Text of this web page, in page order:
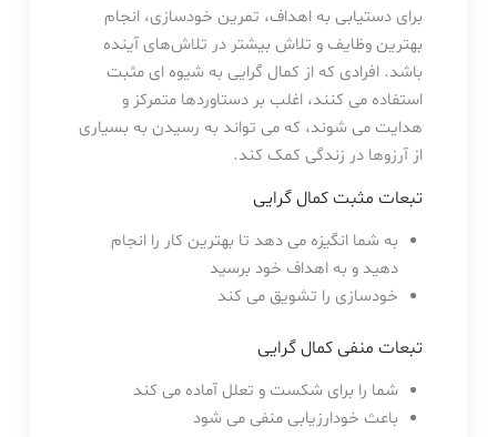
برای دستیابی به اهداف، تمرین خودسازی، انجام
بهترین وظایف و تلاش بیشتر در تلاش‌های آینده
باشد. افرادی که از کمال گرایی به شیوه ای مثبت
استفاده می کنند، اغلب بر دستاوردها متمرکز و
هدایت می شوند، که می تواند به رسیدن به بسیاری
از آرزوها در زندگی کمک کند.
تبعات مثبت کمال گرایی
به شما انگیزه می دهد تا بهترین کار را انجام
دهید و به اهداف خود برسید
خودسازی را تشویق می کند
تبعات منفی کمال گرایی
شما را برای شکست و تعلل آماده می کند
باعث خودارزیابی منفی می شود